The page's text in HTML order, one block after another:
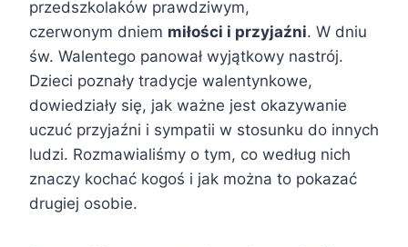
przedszkolaków prawdziwym,
czerwonym dniem miłości i przyjaźni. W dniu
św. Walentego panował wyjątkowy nastrój.
Dzieci poznały tradycje walentynkowe,
dowiedziały się, jak ważne jest okazywanie
uczuć przyjaźni i sympatii w stosunku do innych
ludzi. Rozmawialiśmy o tym, co według nich
znaczy kochać kogoś i jak można to pokazać
drugiej osobie.